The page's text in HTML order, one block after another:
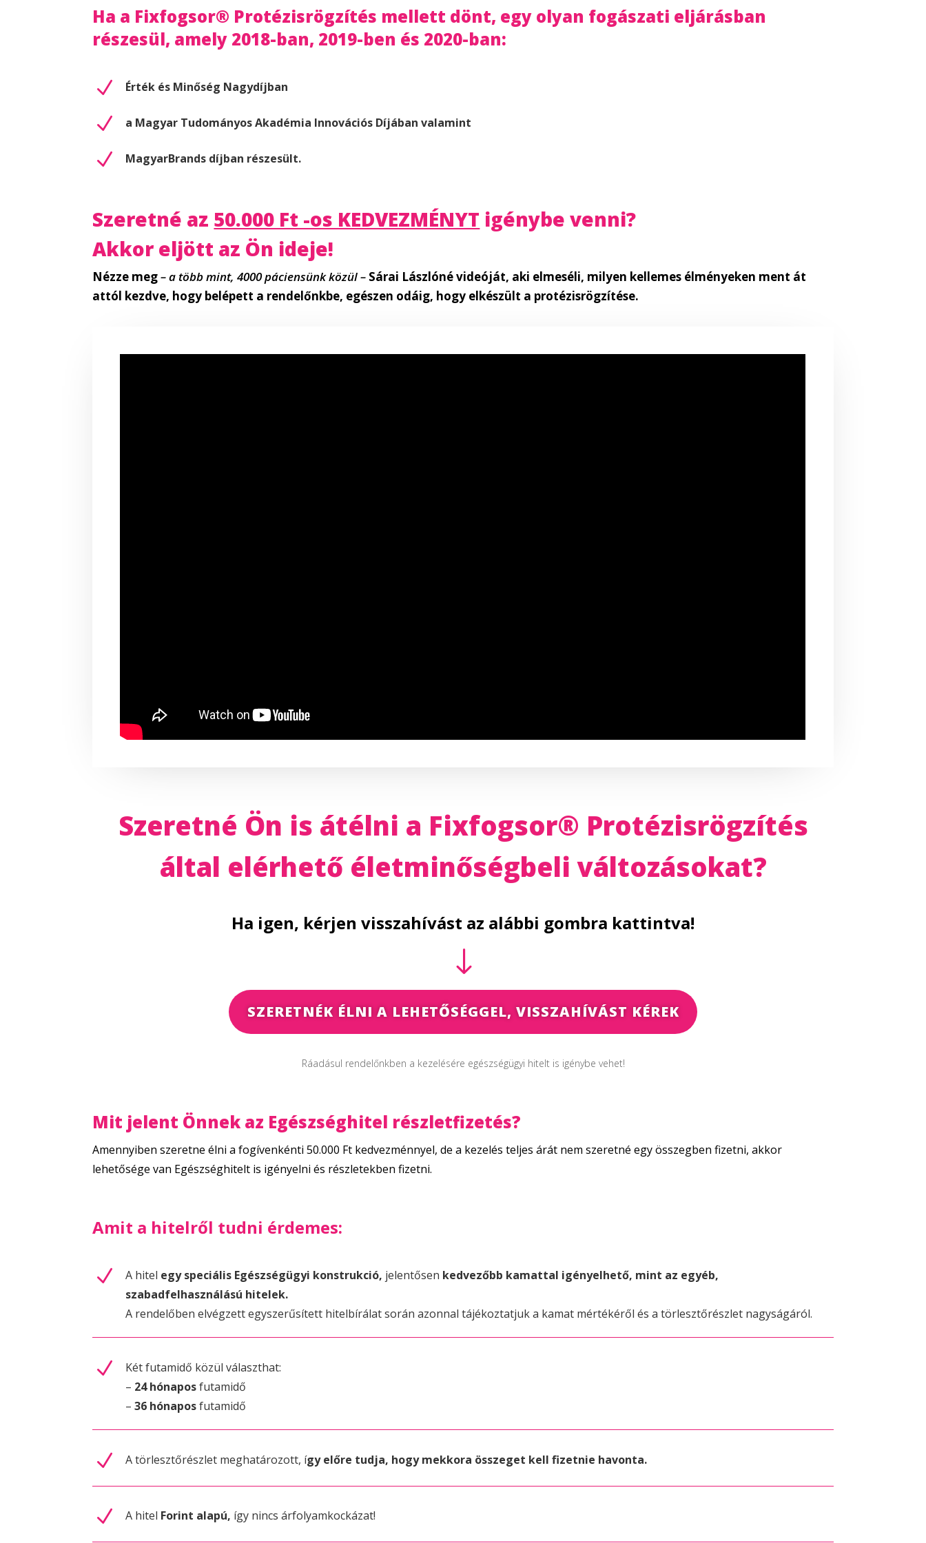
Ha a Fixfogsor® Protézisrögzítés mellett dönt, egy olyan fogászati eljárásban
részesül, amely 2018-ban, 2019-ben és 2020-ban:
N Érték és Minőség Nagydíjban
N a Magyar Tudományos Akadémia Innovációs Díjában valamint
N MagyarBrands díjban részesült.
Szeretné az 50.000 Ft -os KEDVEZMÉNYT igénybe venni?
Akkor eljött az Ön ideje!
Nézze meg– a több mint, 4000 páciensünk közül – Sárai Lászlóné videóját, aki elmeséli, milyen kellemes élményeken ment át
attól kezdve, hogy belépett a rendelőnkbe, egészen odáig, hogy elkészült a protézisrögzítése.
Szeretné Ön is átélni a Fixfogsor® Protézisrögzítés
által elérhető életminőségbeli változásokat?
Ha igen, kérjen visszahívást az alábbi gombra kattintva!
"
SZERETNÉK ÉLNI A LEHETŐSÉGGEL, VISSZAHÍVÁST KÉREK
Ráadásul rendelőnkben a kezelésére egészségügyi hitelt is igénybe vehet!
Mit jelent Önnek az Egészséghitel részletfizetés?
Amennyiben szeretne élni a fogívenkénti 50.000 Ft kedvezménnyel, de a kezelés teljes árát nem szeretné egy összegben fizetni, akkor
lehetősége van Egészséghitelt is igényelni és részletekben fizetni.
Amit a hitelről tudni érdemes:
N A hitel egy speciális Egészségügyi konstrukció, jelentősen kedvezőbb kamattal igényelhető, mint az egyéb,
szabadfelhasználású hitelek.
A rendelőben elvégzett egyszerűsített hitelbírálat során azonnal tájékoztatjuk a kamat mértékéről és a törlesztőrészlet nagyságáról.
N
Két futamidő közül választhat:
– 24 hónaposfutamidő
– 36 hónaposfutamidő
N A törlesztőrészlet meghatározott, így előre tudja, hogy mekkora összeget kell fizetnie havonta.
N A hitel Forint alapú, így nincs árfolyamkockázat!